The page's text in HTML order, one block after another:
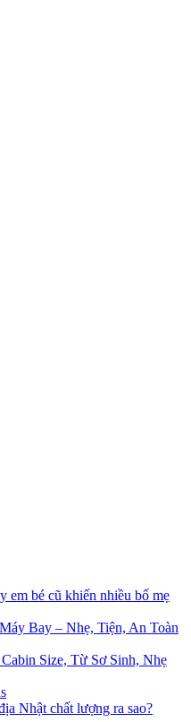
em bé cũ khiến nhiều bố mẹ
Bay – Nhẹ, Tiện, An Toàn
Size, Từ Sơ Sinh, Nhẹ
Nhật chất lượng ra sao?